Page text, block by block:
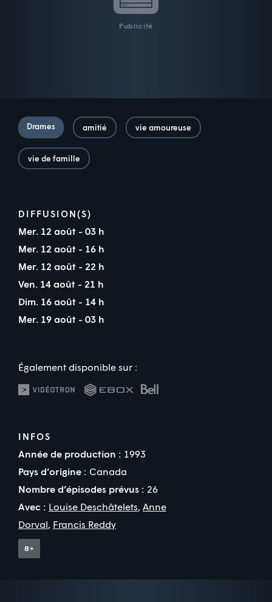
Publicité
Drames amitié vie amoureuse
vie de famille
DIFFUSION(S)
Mer. 12 août - 03 h
Mer. 12 août - 16 h
Mer. 12 août - 22 h
Ven. 14 août - 21 h
Dim. 16 août - 14 h
Mer. 19 août - 03 h
Également disponible sur :
INFOS
Année de production : 1993
Pays d’origine : Canada
Nombre d’épisodes prévus : 26
Avec : Louise Deschâtelets, Anne
Dorval, Francis Reddy